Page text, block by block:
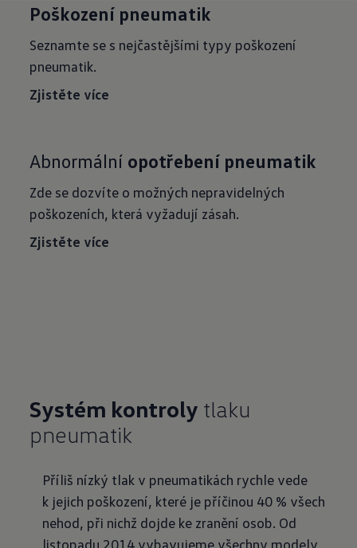
Poškození pneumatik
Seznamte se s nejčastějšími typy poškození
pneumatik.
Zjistěte více
Abnormální opotřebení pneumatik
Zde se dozvíte o možných nepravidelných
poškozeních, která vyžadují zásah.
Zjistěte více
Systém kontroly tlaku
pneumatik
Příliš nízký tlak v pneumatikách rychle vede
k jejich poškození, které je příčinou 40 % všech
nehod, při nichž dojde ke zranění osob. Od
listopadu 2014 vybavujeme všechny modely